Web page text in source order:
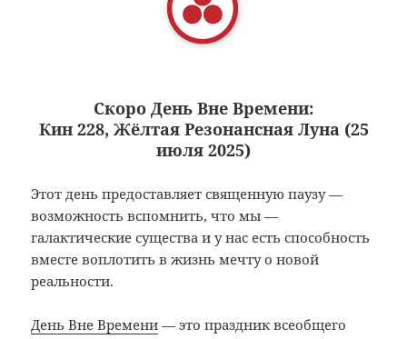
Скоро День Вне Времени:
Кин 228, Жёлтая Резонансная Луна (25
июля 2025)
Этот день предоставляет священную паузу —
возможность вспомнить, что мы —
галактические существа и у нас есть способность
вместе воплотить в жизнь мечту о новой
реальности.
День Вне Времени — это праздник всеобщего